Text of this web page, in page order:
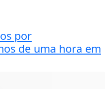
por
de uma hora em